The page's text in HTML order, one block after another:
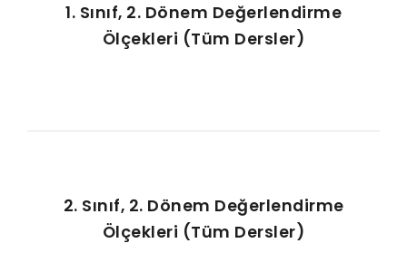
1. Sınıf, 2. Dönem Değerlendirme
Ölçekleri (Tüm Dersler)
2. Sınıf, 2. Dönem Değerlendirme
Ölçekleri (Tüm Dersler)